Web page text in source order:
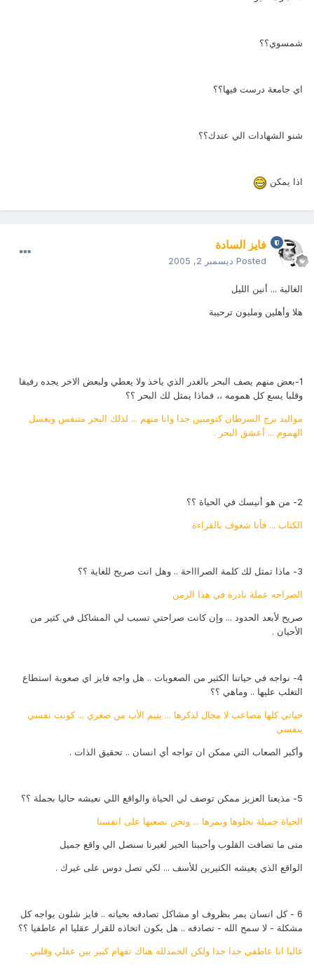
شمسوي؟؟
اي جامعة درست فيها؟؟
شنو الشهادات الي عندك؟؟
اذا يمكن
فايز السادة
Posted ديسمبر 2, 2005
الغالية ... أنين الليل
هلا وأهلين ومليون ترحيبة
1-بعض منهم يصف البحر بالغدر الذي ياخذ ولا يعطي ولبعض الاخر يجده رفيقا
وقلبا يسع كل همومه ،، فماذا يمثل لك البحر ؟؟
مواليد برج السرطان كتوميين جدا وانا منهم ... لذلك البحر متنفس ويغسل
الهموم ... أعشق البحر .
2- من هو أنيسك في الحياة ؟؟
الكتاب ... فأنا شغوف بالقراءة
3- ماذا تمثل لك كلمة الصراااحة .. وهل انت صريح للغاية ؟؟
الصراحه عملة نادرة في هذا الزمن
صريح لأبعد الحدود ... وإن كانت صراحتي تسبب لي المشاكل في كثير من
الأحيان .
4- نواجه في حياتنا الكثير من الصعوبات .. هل واجه فايز اي صعوبة استطاع
التغلب عليها .. وماهي ؟؟
حياتي كلها مصاعب لا مجال لذكرها ... يتيم الأب من صغري ... كونت نفسي
بنفسي
وأكبر الصعاب التي ممكن ان تواجه أي انسان .. تحقيق الذات .
5- مذيعنا العزيز ممكن توصف لي الحياة والواقع اللي نعيشه حاليا بجملة ؟؟
الحياة جميلة بحلوها وبمرها ... ونحن نصعبها على انفسنا
متى ما تصافت القلوب وأحببنا الخير لغيرنا سنصل الي واقع جميل
الواقع الذي يعيشه الكثيرين للأسف ... لكي تصل دوس على غيرك .
6 - كل انسان يمر بظروف او مشاكل تصادفه بحياته .. فايز شلون يواجه كل
مشكلة - لا سمح الله - تصادفه .. هل يكون اتخاذه للقرار عقليا ام عاطفيا ؟؟
غالبا انا عاطفي جدا جدا ولكن الحمدلله هناك تفهام كبير بين عقلي وقلبي .